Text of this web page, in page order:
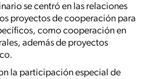
se centró en las relaciones
proyectos de cooperación para
como cooperación en
además de proyectos
la participación especial de